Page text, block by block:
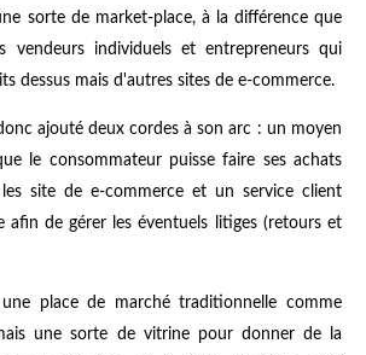
sorte de market-place, à la différence que
vendeurs individuels et entrepreneurs qui
dessus mais d'autres sites de e-commerce.
ajouté deux cordes à son arc : un moyen
le consommateur puisse faire ses achats
site de e-commerce et un service client
afin de gérer les éventuels litiges (retours et
place de marché traditionnelle comme
une sorte de vitrine pour donner de la